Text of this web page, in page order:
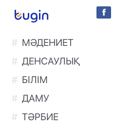
МӘДЕНИЕТ
ДЕНСАУЛЫҚ
БІЛІМ
ДАМУ
ТӘРБИЕ